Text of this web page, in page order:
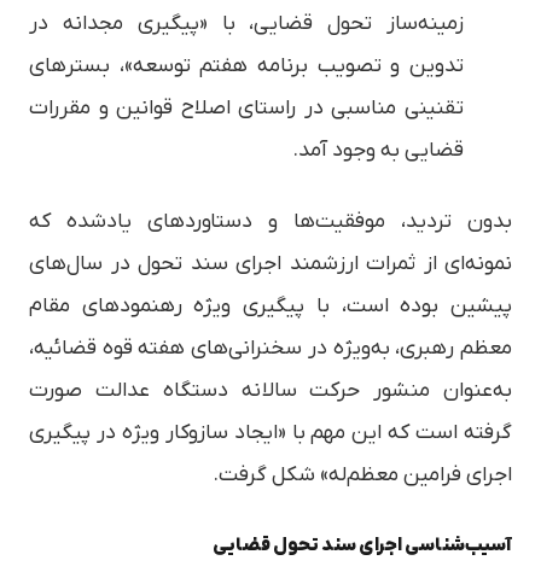
زمینه‌ساز تحول قضایی، با «پیگیری مجدانه در
تدوین و تصویب برنامه هفتم توسعه»، بسترهای
تقنینی مناسبی در راستای اصلاح قوانین و مقررات
قضایی به وجود آمد.
بدون تردید، موفقیت‌ها و دستاوردهای یادشده که
نمونه‌ای از ثمرات ارزشمند اجرای سند تحول در سال‌های
پیشین بوده است، با پیگیری ویژه رهنمودهای مقام
معظم رهبری، به‌ویژه در سخنرانی‌های هفته قوه قضائیه،
به‌عنوان منشور حرکت سالانه دستگاه عدالت صورت
گرفته است که این مهم با «ایجاد سازوکار ویژه در پیگیری
اجرای فرامین معظم‌له» شکل گرفت.
آسیب‌شناسی اجرای سند تحول قضایی